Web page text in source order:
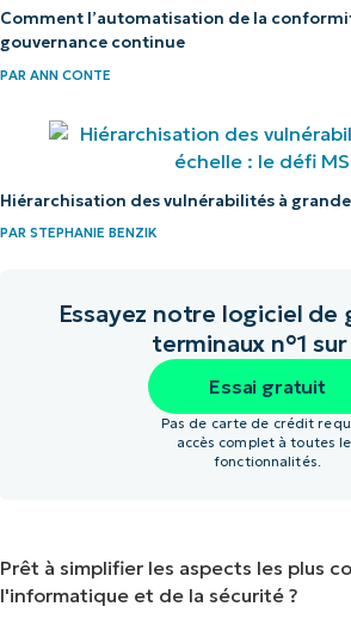
Comment l’automatisation de la
gouvernance continue
PAR ANN CONTE
Hiérarchisation des vulnérabilités à grande
PAR STEPHANIE BENZIK
Essayez notre logiciel de
terminaux n°1 sur
Essai gratuit
Pas de carte de crédit
accès complet à toutes
fonctionnalités.
Prêt à simplifier les aspects les plus
l'informatique et de la sécurité ?